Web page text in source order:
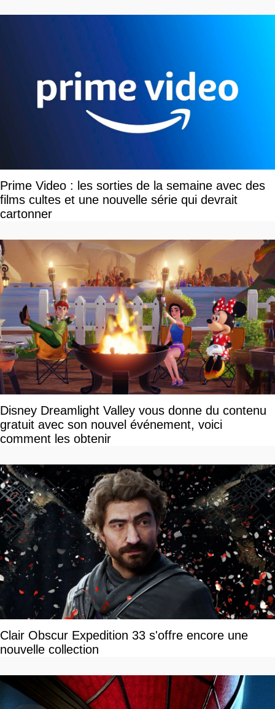
Prime Video : les sorties de la semaine avec des
films cultes et une nouvelle série qui devrait
cartonner
Disney Dreamlight Valley vous donne du contenu
gratuit avec son nouvel événement, voici
comment les obtenir
Clair Obscur Expedition 33 s'offre encore une
nouvelle collection